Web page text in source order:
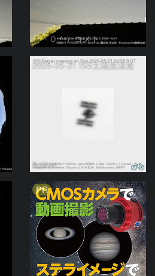
（＾０＾）コメト
2026-05-31 ISS太陽面通過
ikeken
PR